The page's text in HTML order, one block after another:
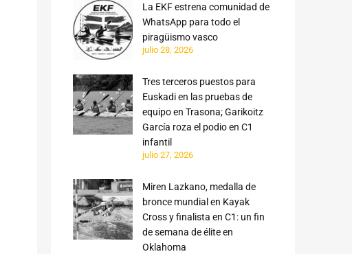
La EKF estrena comunidad de
WhatsApp para todo el
piragüismo vasco
julio 28, 2026
Tres terceros puestos para
Euskadi en las pruebas de
equipo en Trasona; Garikoitz
García roza el podio en C1
infantil
julio 27, 2026
Miren Lazkano, medalla de
bronce mundial en Kayak
Cross y finalista en C1: un fin
de semana de élite en
Oklahoma